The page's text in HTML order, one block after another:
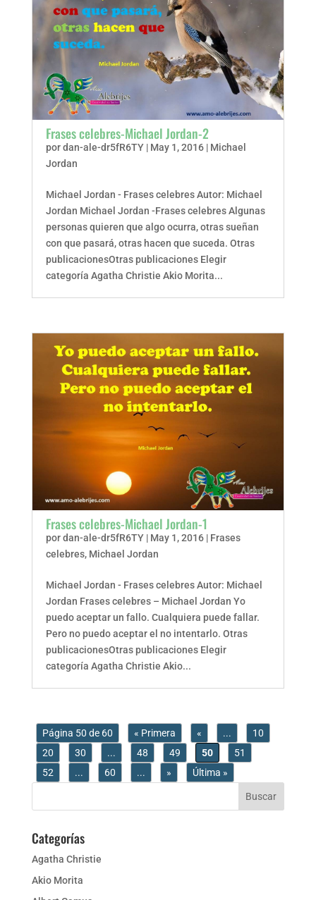
Frases celebres-Michael Jordan-2
pordan-ale-dr5fR6TY| May 1, 2016| Michael
Jordan
Michael Jordan - Frases celebres Autor: Michael
Jordan Michael Jordan -Frases celebres Algunas
personas quieren que algo ocurra, otras sueñan
con que pasará, otras hacen que suceda. Otras
publicacionesOtras publicaciones Elegir
categoría Agatha Christie Akio Morita...
Frases celebres-Michael Jordan-1
pordan-ale-dr5fR6TY| May 1, 2016| Frases
celebres, Michael Jordan
Michael Jordan - Frases celebres Autor: Michael
Jordan Frases celebres – Michael Jordan Yo
puedo aceptar un fallo. Cualquiera puede fallar.
Pero no puedo aceptar el no intentarlo. Otras
publicacionesOtras publicaciones Elegir
categoría Agatha Christie Akio...
Página 50 de 60 « Primera « ...
10
20
30 ... 48 49 50
51
52
... 60 ... » Última »
Categorías
Agatha Christie
Akio Morita